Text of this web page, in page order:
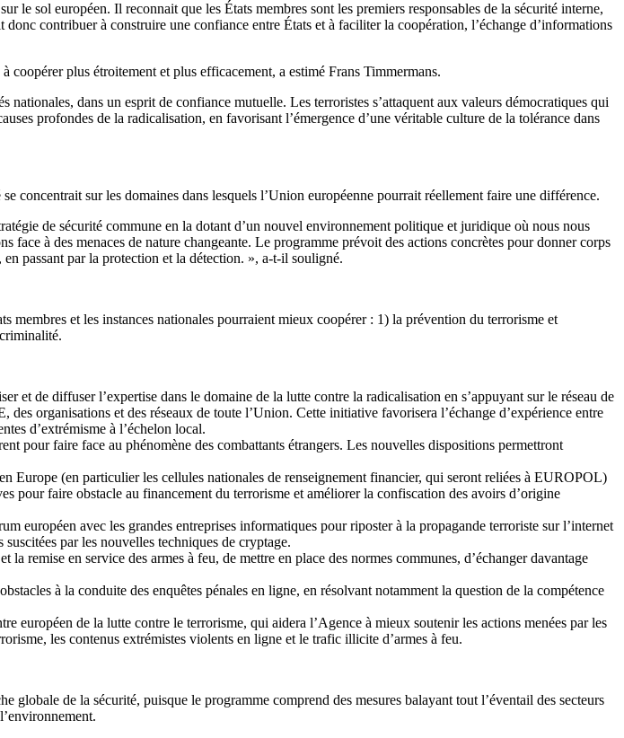
le sol européen. Il reconnait que les États membres sont les premiers responsables de la sécurité interne,
contribuer à construire une confiance entre États et à faciliter la coopération, l’échange d’informations
plus étroitement et plus efficacement, a estimé Frans Timmermans.
dans un esprit de confiance mutuelle. Les terroristes s’attaquent aux valeurs démocratiques qui
profondes de la radicalisation, en favorisant l’émergence d’une véritable culture de la tolérance dans
sur les domaines dans lesquels l’Union européenne pourrait réellement faire une différence.
de sécurité commune en la dotant d’un nouvel environnement politique et juridique où nous nous
à des menaces de nature changeante. Le programme prévoit des actions concrètes pour donner corps
passant par la protection et la détection. », a-t-il souligné.
membres et les instances nationales pourraient mieux coopérer : 1) la prévention du terrorisme et
et de diffuser l’expertise dans le domaine de la lutte contre la radicalisation en s’appuyant sur le réseau de
organisations et des réseaux de toute l’Union. Cette initiative favorisera l’échange d’expérience entre
d’extrémisme à l’échelon local.
pour faire face au phénomène des combattants étrangers. Les nouvelles dispositions permettront
Europe (en particulier les cellules nationales de renseignement financier, qui seront reliées à EUROPOL)
pour faire obstacle au financement du terrorisme et améliorer la confiscation des avoirs d’origine
européen avec les grandes entreprises informatiques pour riposter à la propagande terroriste sur l’internet
par les nouvelles techniques de cryptage.
la remise en service des armes à feu, de mettre en place des normes communes, d’échanger davantage
à la conduite des enquêtes pénales en ligne, en résolvant notamment la question de la compétence
européen de la lutte contre le terrorisme, qui aidera l’Agence à mieux soutenir les actions menées par les
les contenus extrémistes violents en ligne et le trafic illicite d’armes à feu.
de la sécurité, puisque le programme comprend des mesures balayant tout l’éventail des secteurs